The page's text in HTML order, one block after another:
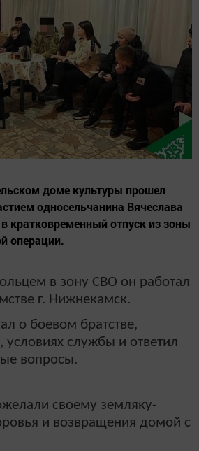
доме культуры прошел
односельчанина Вячеслава
кратковременный отпуск из зоны
операции.
в зону СВО он работал
г. Нижнекамск.
о боевом братстве,
условиях службы и ответил
вопросы.
своему земляку-
и возвращения домой с